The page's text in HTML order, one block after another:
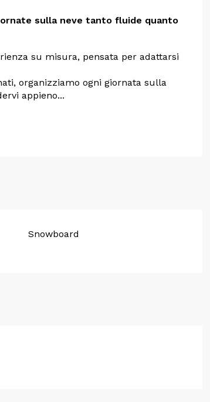
sulla neve tanto fluide quanto
su misura, pensata per adattarsi
organizziamo ogni giornata sulla
appieno...
Snowboard